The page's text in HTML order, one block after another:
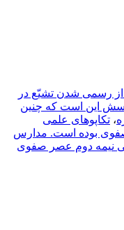
رسمی شدن تشیّع در
این است که چنین
، تکاپوهای علمی
صفوی بوده است. مدارس
نیمه دوم عصر صفوی